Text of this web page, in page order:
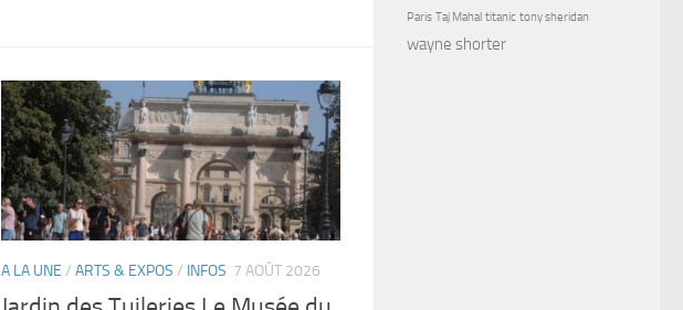
A LA UNE / ARTS & EXPOS / INFOS 7 AOÛT 2026
Paris Taj Mahal titanic tony sheridan
wayne shorter